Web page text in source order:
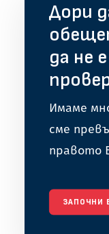
Дори
да не
Имаме
сме
правото
ЗАПОЧНИ